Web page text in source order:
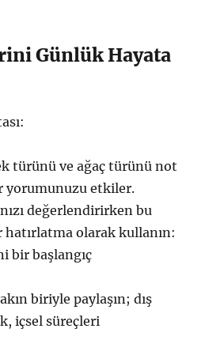
Günlük Hayata
türünü ve ağaç türünü not
yorumunuzu etkiler.
değerlendirirken bu
hatırlatma olarak kullanın:
bir başlangıç
biriyle paylaşın; dış
içsel süreçleri